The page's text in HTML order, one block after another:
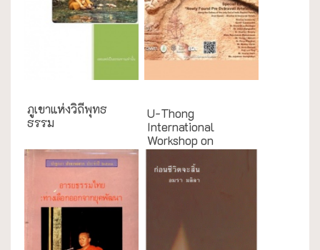
ภูเขาแห่งวิถีพุทธ
ธรรม
U-Thong
International
Workshop on
Defini...